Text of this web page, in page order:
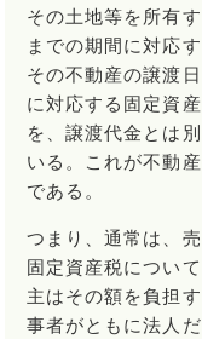
その土地等を所有
までの期間に対応
その不動産の譲渡
に対応する固定資
を、譲渡代金とは
いる。これが不動
である。
つまり、通常は、
固定資産税につい
主はその額を負担
事者がともに法人